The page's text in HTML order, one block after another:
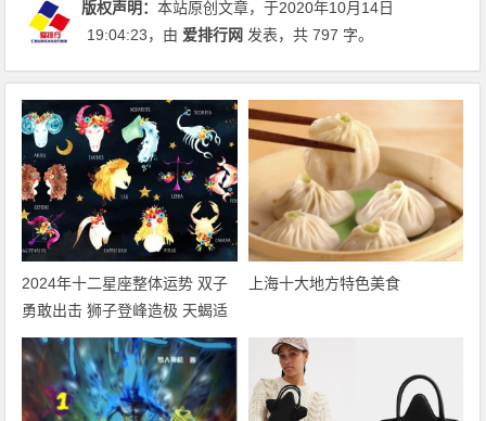
版权声明：本站原创文章，于2020年10月14日
19:04:23，由 爱排行网 发表，共 797 字。
2024年十二星座整体运势 双子
勇敢出击 狮子登峰造极 天蝎适
者生存 摩羯脱胎换骨
上海十大地方特色美食